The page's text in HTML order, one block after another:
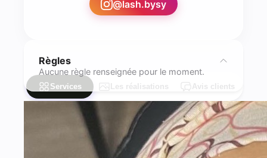
@lash.bysy
Règles
Aucune règle renseignée pour le moment.
Services Les réalisations Avis clients